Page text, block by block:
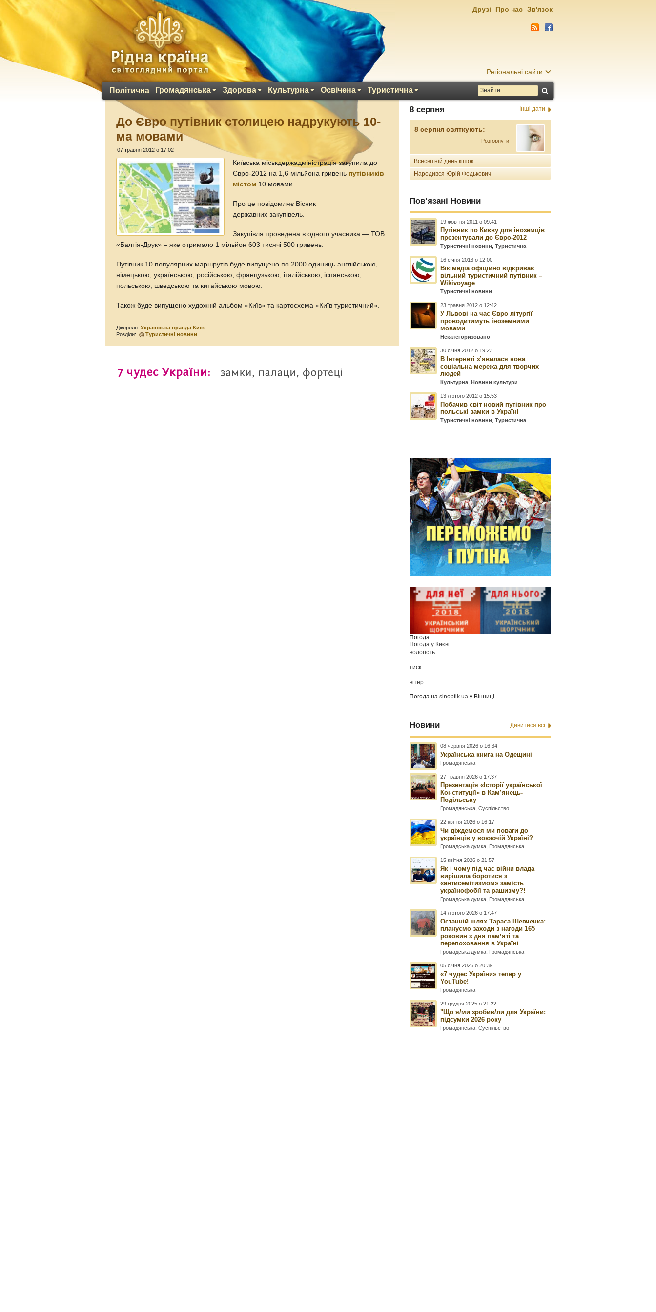
Регіональні сайти
Політична Громадянська Здорова Культурна Освічена Туристична
Друзі Про нас Зв'язок
До Євро путівник столицею надрукують 10-
ма мовами
07 травня 2012 о 17:02
Київська міськдержадміністрація закупила до
Євро-2012 на 1,6 мільйона гривень путівників
містом 10 мовами.
Про це повідомляє Вісник
державних закупівель.
Закупівля проведена в одного учасника — ТОВ
«Балтія-Друк» – яке отримало 1 мільйон 603 тисячі 500 гривень.
Путівник 10 популярних маршрутів буде випущено по 2000 одиниць англійською,
німецькою, українською, російською, французькою, італійською, іспанською,
польською, шведською та китайською мовою.
Також буде випущено художній альбом «Київ» та картосхема «Київ туристичний».
Джерело:Українська правда Київ
Розділи:
Туристичні новини
8 серпня Інші дати
8 серпня святкують:
Розгорнути
Всесвітній день кішок
Народився Юрій Федькович
Пов’язані Новини
19 жовтня 2011 о 09:41
Путівник по Києву для іноземців
презентували до Євро-2012
Туристичні новини ,Туристична
16 січня 2013 о 12:00
Вікімедіа офіційно відкриває
вільний туристичний путівник –
Wikivoyage
Туристичні новини
23 травня 2012 о 12:42
У Львові на час Євро літургії
проводитимуть іноземними
мовами
Некатегоризовано
30 січня 2012 о 19:23
В Інтернеті з’явилася нова
соціальна мережа для творчих
людей
Культурна Новини культури
13 лютого 2012 о 15:53
Побачив світ новий путівник про
польські замки в Україні
Туристичні новини ,Туристична
Погода
Погода у Києві
вологість:
тиск:
вітер:
Погода наsinoptik.ua у Вінниці
Новини Дивитися всі
08 червня 2026 о 16:34
Українська книга на Одещині
Громадянська
27 травня 2026 о 17:37
Презентація «Історії української
Конституції» в Камʼянець-
Подільську
Громадянська ,Суспільство
22 квітня 2026 о 16:17
Чи діждемося ми поваги до
українців у воюючій Україні?
Громадська думка Громадянська
15 квітня 2026 о 21:57
Як і чому під час війни влада
вирішила боротися з
«антисемітизмом» замість
українофобії та рашизму?!
Громадська думка Громадянська
14 лютого 2026 о 17:47
Останній шлях Тараса Шевченка:
плануємо заходи з нагоди 165
роковин з дня памʼяті та
перепоховання в Україні
Громадська думка Громадянська
05 січня 2026 о 20:39
«7 чудес України» тепер у
YouTube!
Громадянська
29 грудня 2025 о 21:22
"Що я/ми зробив/ли для України:
підсумки 2026 року
Громадянська ,Суспільство